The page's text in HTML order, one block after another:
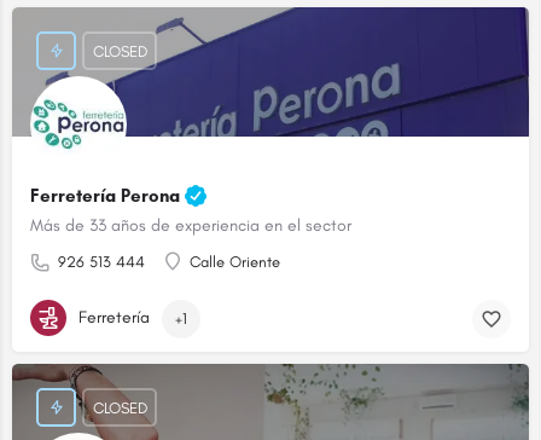
Ferretería Perona
Más de 33 años de experiencia en el sector
926 513 444 Calle Oriente
CLOSED
Ferretería +1
CLOSED